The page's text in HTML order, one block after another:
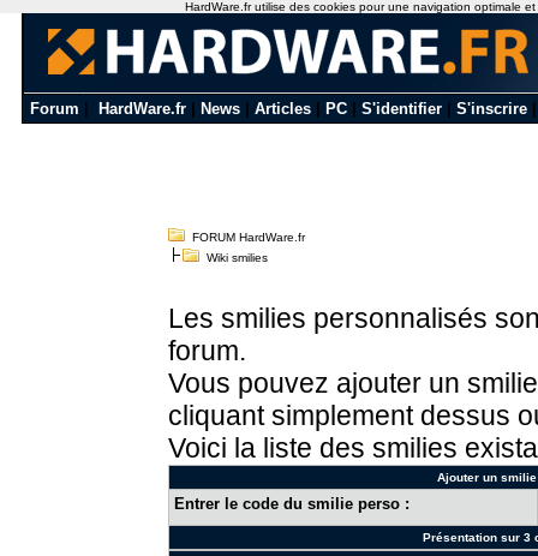
Forum HardWare.fr News Articles PC S'identifier S'inscrire
FORUM HardWare.fr
Wiki smilies
Les smilies personnalisés
forum.
Vous pouvez ajouter un
cliquant simplement dessus
Voici la liste des smilies
Ajouter un
Entrer le code du smilie perso :
Présentation sur 3
HardWare.fr utilise des cookies pour une navigation optimale